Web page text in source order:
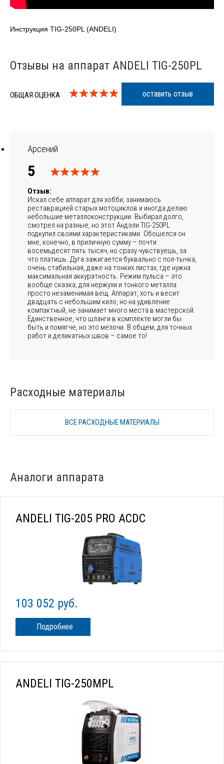
Инструкция TIG-250PL (ANDELI)
Отзывы на аппарат ANDELI TIG-250PL
ОБЩАЯ ОЦЕНКА оставить отзыв
Арсений
5
Отзыв:
Искал себе аппарат для хобби, занимаюсь
реставрацией старых мотоциклов и иногда делаю
небольшие металлоконструкции. Выбирал долго,
смотрел на разные, но этот Андэли TIG-250PL
подкупил своими характеристиками. Обошелся он
мне, конечно, в приличную сумму – почти
восемьдесят пять тысяч, но сразу чувствуешь, за
что платишь. Дуга зажигается буквально с пол-тычка,
очень стабильная, даже на тонких листах, где нужна
максимальная аккуратность. Режим пульса – это
вообще сказка, для нержухи и тонкого металла
просто незаменимая вещ. Аппарат, хоть и весит
двадцать с небольшим кило, но на удивление
компактный, не занимает много места в мастерской.
Единственное, что шланги в комплекте могли бы
быть и помягче, но это мелочи. В общем, для точных
работ и деликатных швов – самое то!
Расходные материалы
ВСЕ РАСХОДНЫЕ МАТЕРИАЛЫ
Аналоги аппарата
ANDELI TIG-205 PRO ACDC
103 052 руб.
Подробнее
ANDELI TIG-250MPL